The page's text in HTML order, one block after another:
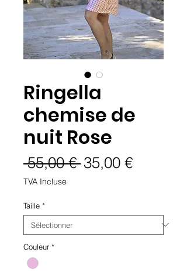
Ringella
chemise de
nuit Rose
55,00 € Prix
35,00 €Prix
TVA Incluse
Taille *
Couleur *